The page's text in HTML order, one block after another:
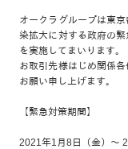
オークラグループは東
染拡大に対する政府の
を実施してまいります。
お取引先様はじめ関係
お願い申し上げます。
【緊急対策期間】
2021年1月8日（金）～ 2